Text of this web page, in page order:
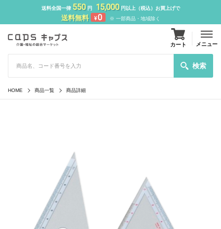
送料全国一律 550円 15,000円以上（税込）お買上げで
送料無料 ¥0 ※ 一部商品・地域除く
検索
カート メニュー
HOME 商品一覧 商品詳細